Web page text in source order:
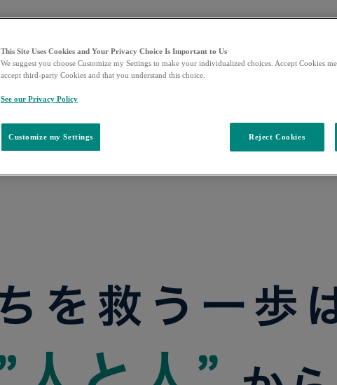
This Site Uses Cookies and Your Privacy Choice Is Important to Us
We suggest you choose Customize my Settings to make your individualized choices. Accept Cookies
accept third-party Cookies and that you understand this choice.
See our Privacy Policy
Customize my Settings Reject Cookies